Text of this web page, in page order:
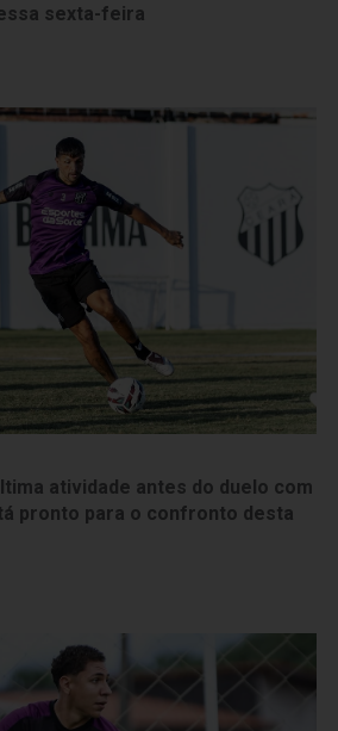
sexta-feira
atividade antes do duelo com
pronto para o confronto desta